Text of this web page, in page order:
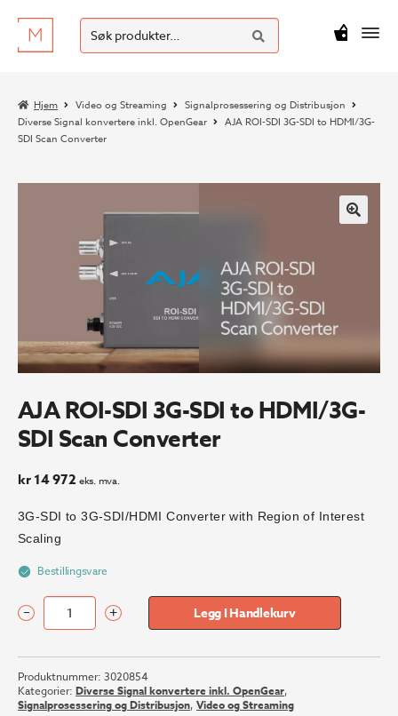
Hopp
til
Hopp
til
Søk
etter:
SØK
kr0
Hjem Video og Streaming
Signalprosessering og Distribusjon
Diverse Signal konvertere inkl. OpenGear
AJA ROI-SDI 3G-SDI to HDMI/3G-
SDI Scan Converter
AJA ROI-SDI 3G-SDI to HDMI/3G-
SDI Scan Converter
kr14 972 eks. mva.
3G-SDI to 3G-SDI/HDMI Converter with Region of Interest
Scaling
Bestillingsvare
AJA
SDI
3G-
SDI
– + Legg I Handlekurv
Produktnummer: 3020854
Kategorier: Diverse Signal konvertere inkl. OpenGear,
Signalprosessering og Distribusjon, Video og Streaming